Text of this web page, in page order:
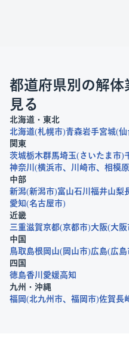
都道府県別の解体
見る
北海道・東北
北海道 札幌市 青森岩手宮城 仙
関東
茨城栃木群馬埼玉 さいたま市
神奈川
横浜市 川崎市
相模
中部
新潟 新潟市 富山石川 福井山梨
愛知 名古屋市
近畿
三重滋賀京都 京都市 大阪 大阪
中国
鳥取島根 岡山 岡山市 広島 広島
四国
徳島香川 愛媛高知
九州・沖縄
福岡
北九州市 福岡市 佐賀長